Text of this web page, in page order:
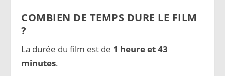
COMBIEN DE TEMPS DURE LE FILM
?
La durée du film est de 1 heure et 43
minutes.